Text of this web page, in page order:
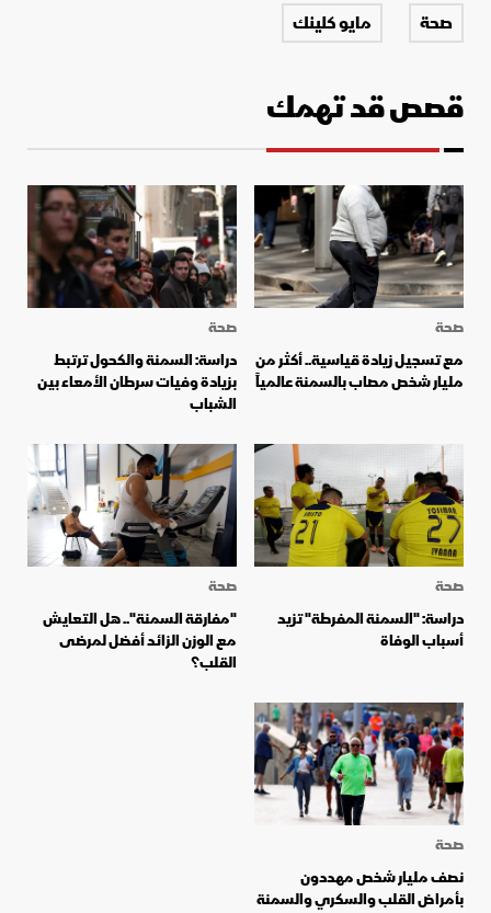
صحة مايو كلينك
قصص قد تهمك
صحة
مع تسجيل زيادة قياسية.. أكثر من
مليار شخص مصاب بالسمنة عالمياً
صحة
دراسة: السمنة والكحول ترتبط
بزيادة وفيات سرطان الأمعاء بين
الشباب
صحة
دراسة: "السمنة المفرطة" تزيد
أسباب الوفاة
صحة
"مفارقة السمنة".. هل التعايش
مع الوزن الزائد أفضل لمرضى
القلب؟
صحة
نصف مليار شخص مهددون
بأمراض القلب والسكري والسمنة